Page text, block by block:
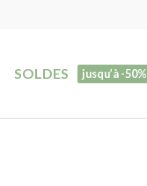
SOLDES jusqu’à -50%